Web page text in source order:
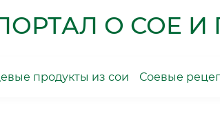
О СОЕ И
продукты из сои Соевые